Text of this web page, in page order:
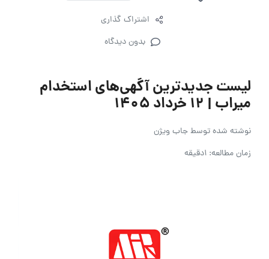
اشتراک گذاری
بدون دیدگاه
لیست جدیدترین آگهی‌های استخدام
میراب | ۱۲ خرداد ۱۴۰۵
نوشته شده توسطجاب ویژن
زمان مطالعه: 1دقیقه